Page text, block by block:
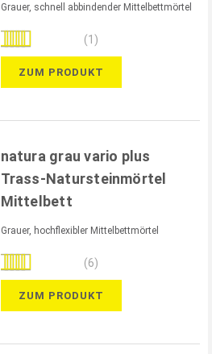
Grauer, schnell abbindender Mittelbettmörtel
Bewertung:
100%
(1)
ZUM PRODUKT
natura grau vario plus
Trass-Natursteinmörtel
Mittelbett
Grauer, hochflexibler Mittelbettmörtel
Bewertung:
97%
(6)
ZUM PRODUKT